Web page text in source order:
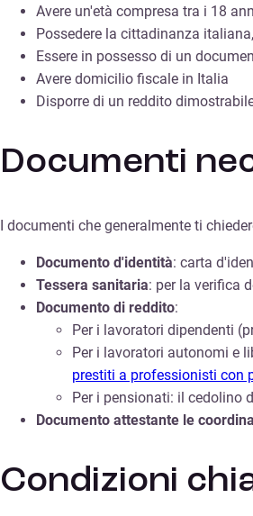
Avere un'età compresa tra i 18
Possedere la cittadinanza
Essere in possesso di un
Avere domicilio fiscale in Italia
Disporre di un reddito
Documenti
I documenti che generalmente ti
Documento d'identità: carta
Tessera sanitaria: per la verifica
Documento di reddito:
Per i lavoratori dipendenti
Per i lavoratori autonomi e
prestiti a professionisti con
Per i pensionati: il cedolino
Documento attestante le
Condizioni